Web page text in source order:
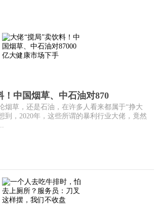
！中国烟草、中石油对870
烟草，还是石油，在许多人看来都属于“挣大
到，2020年，这些所谓的暴利行业大佬，竟然